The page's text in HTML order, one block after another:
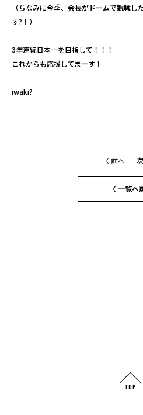
（ちなみに今季、会長がドームで観戦
す?！）
3年連続日本一を目指して！！！
これからも応援してまーす！
iwaki?
〈 前へ
〈 一覧へ
TOP